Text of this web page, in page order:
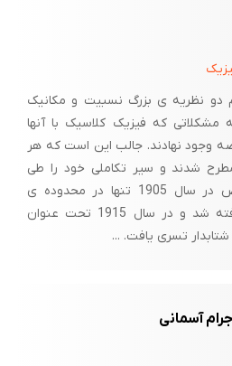
اولیه تا حدودی موفق بوده است.
فرضیات دیگر دستمایه این نوشته
شده است.
متریک رابرستون – واکر، مدلهای
و برخی طرحها در رفع آنها مطرح شده
شده که با یک زمینه کیهانشناسی
حقیقی نرده‌ای خود برهم کنشی و با
خاصی که با انتخاب چارت ویژه‌ای
نتایج حاصل از فصل سوم، مدل مطرح
دو نظریه ی بزرگ نسبیت و مکانیک
مشکلاتی که فیزیک کلاسیک با آنها
وجود نهادند. جالب این است که هر
شدند و سیر تکاملی خود را طی
کردند. نخست نسبیت خاص در سال 1905 تنها در محدوده ی
دستگاه های لخت بکار گرفته شد و در سال 1915 تحت عنوان
تسری یافت. ...
آسمانی